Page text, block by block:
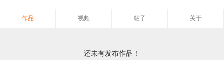
作品 视频 帖子 关于
还未有发布作品！